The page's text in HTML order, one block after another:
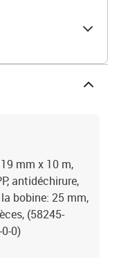
mm x 10 m,
antidéchirure,
bobine: 25 mm,
(58245-
0)